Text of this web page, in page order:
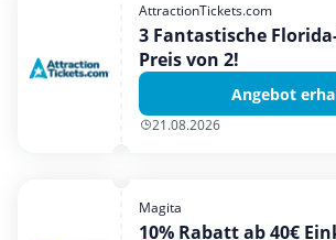
AttractionTickets.com
3 Fantastische
Preis von 2!
Angebot
21.08.2026
Magita
10% Rabatt ab 40€